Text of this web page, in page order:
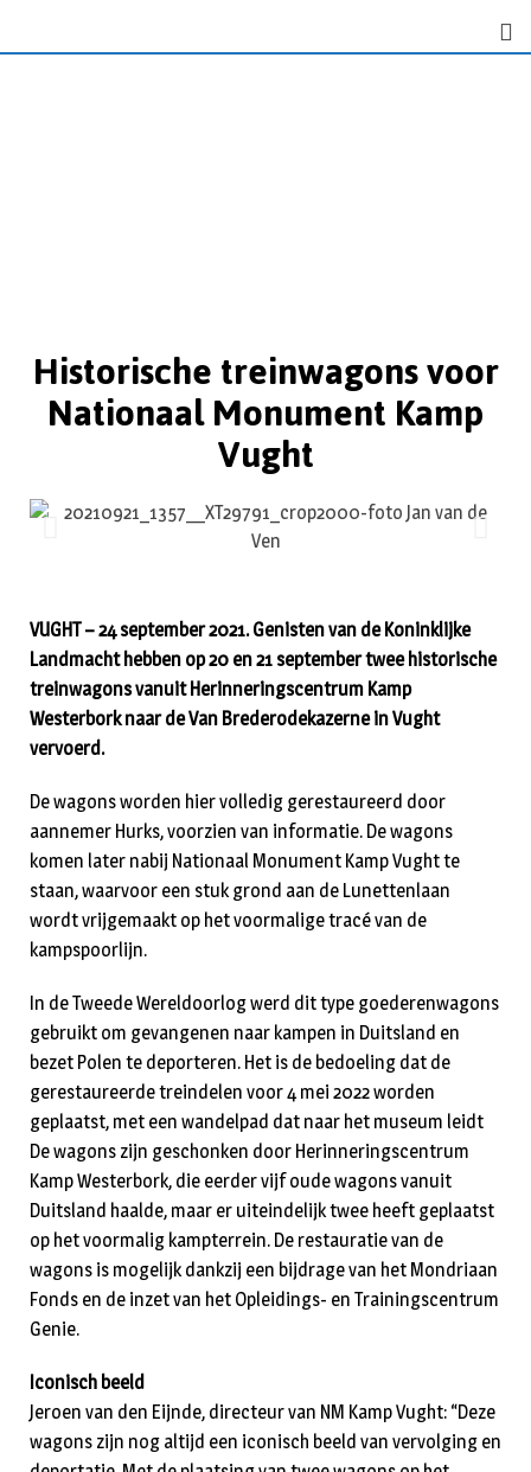
Historische treinwagons voor
Nationaal Monument Kamp
Vught
VUGHT – 24 september 2021. Genisten van de Koninklijke
Landmacht hebben op 20 en 21 september twee historische
treinwagons vanuit Herinneringscentrum Kamp
Westerbork naar de Van Brederodekazerne in Vught
vervoerd.
De wagons worden hier volledig gerestaureerd door
aannemer Hurks, voorzien van informatie. De wagons
komen later nabij Nationaal Monument Kamp Vught te
staan, waarvoor een stuk grond aan de Lunettenlaan
wordt vrijgemaakt op het voormalige tracé van de
kampspoorlijn.
In de Tweede Wereldoorlog werd dit type goederenwagons
gebruikt om gevangenen naar kampen in Duitsland en
bezet Polen te deporteren. Het is de bedoeling dat de
gerestaureerde treindelen voor 4 mei 2022 worden
geplaatst, met een wandelpad dat naar het museum leidt
De wagons zijn geschonken door Herinneringscentrum
Kamp Westerbork, die eerder vijf oude wagons vanuit
Duitsland haalde, maar er uiteindelijk twee heeft geplaatst
op het voormalig kampterrein. De restauratie van de
wagons is mogelijk dankzij een bijdrage van het Mondriaan
Fonds en de inzet van het Opleidings- en Trainingscentrum
Genie.
Iconisch beeld
Jeroen van den Eijnde, directeur van NM Kamp Vught: “Deze
wagons zijn nog altijd een iconisch beeld van vervolging en